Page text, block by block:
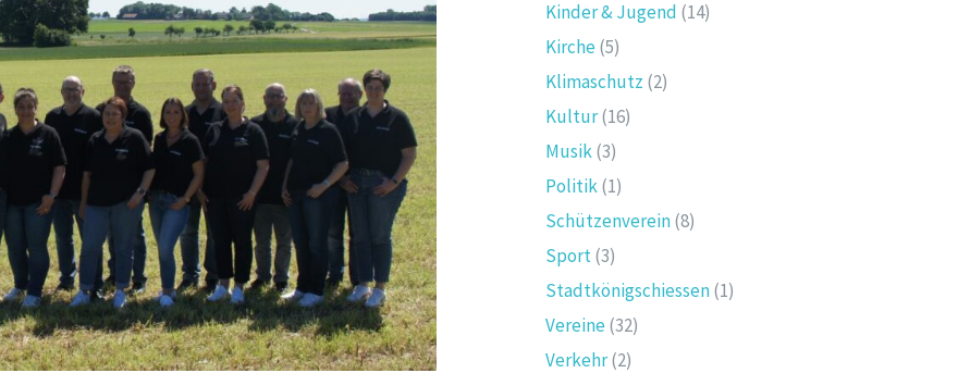
Kinder & Jugend (14)
Kirche(5)
Klimaschutz (2)
Kultur(16)
Musik(3)
Politik(1)
Schützenverein(8)
Sport(3)
Stadtkönigschiessen(1)
Vereine(32)
Verkehr(2)